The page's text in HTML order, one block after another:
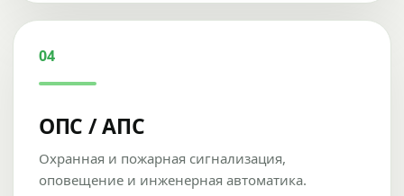
04
ОПС / АПС
Охранная и пожарная сигнализация,
оповещение и инженерная автоматика.